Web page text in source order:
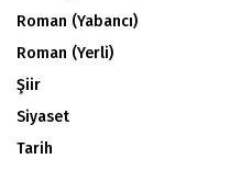
Roman (Yabancı)
Roman (Yerli)
Şiir
Siyaset
Tarih